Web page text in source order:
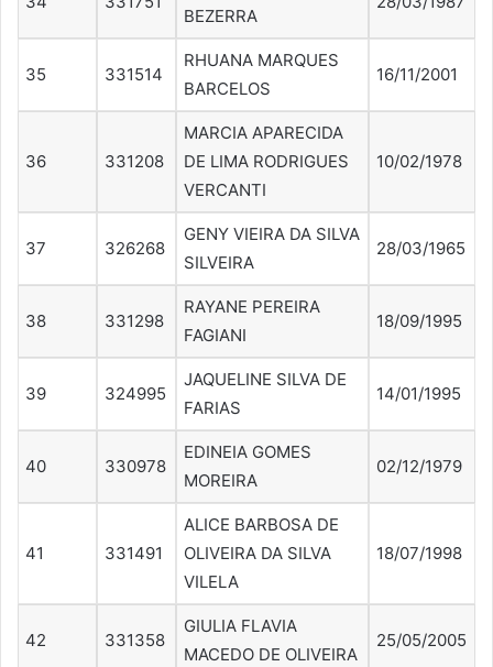
BEZERRA
35 331514
RHUANA MARQUES
BARCELOS
16/11/2001
36 331208
MARCIA APARECIDA
DE LIMA RODRIGUES
VERCANTI
10/02/1978
37 326268
GENY VIEIRA DA SILVA
SILVEIRA
28/03/1965
38 331298
RAYANE PEREIRA
FAGIANI
18/09/1995
39 324995
JAQUELINE SILVA DE
FARIAS
14/01/1995
40 330978
EDINEIA GOMES
MOREIRA
02/12/1979
41 331491
ALICE BARBOSA DE
OLIVEIRA DA SILVA
VILELA
18/07/1998
42 331358
GIULIA FLAVIA
MACEDO DE OLIVEIRA
25/05/2005